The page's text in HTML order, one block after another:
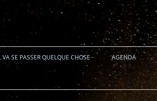
SE PASSER QUELQUE CHOSE AGENDA